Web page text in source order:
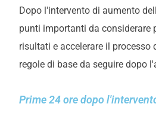
Dopo l'intervento di aumento
punti importanti da considerare
risultati e accelerare il processo
regole di base da seguire dopo
Prime 24 ore dopo